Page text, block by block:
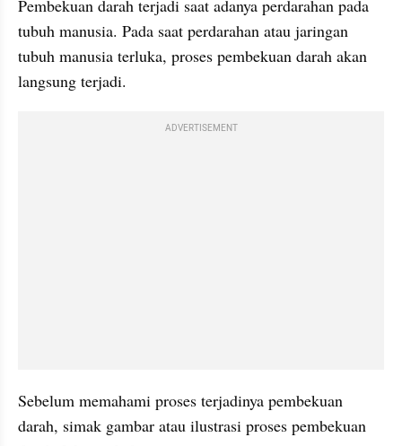
Pembekuan darah terjadi saat adanya perdarahan pada
tubuh manusia. Pada saat perdarahan atau jaringan
tubuh manusia terluka, proses pembekuan darah akan
langsung terjadi.
ADVERTISEMENT
Sebelum memahami proses terjadinya pembekuan
darah, simak gambar atau ilustrasi proses pembekuan